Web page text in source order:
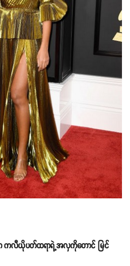
ကလီယိုပတ်ထရာရဲ့အလှကိုတောင် မြင်